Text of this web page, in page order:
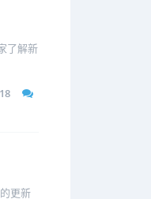
了解新
18
更新